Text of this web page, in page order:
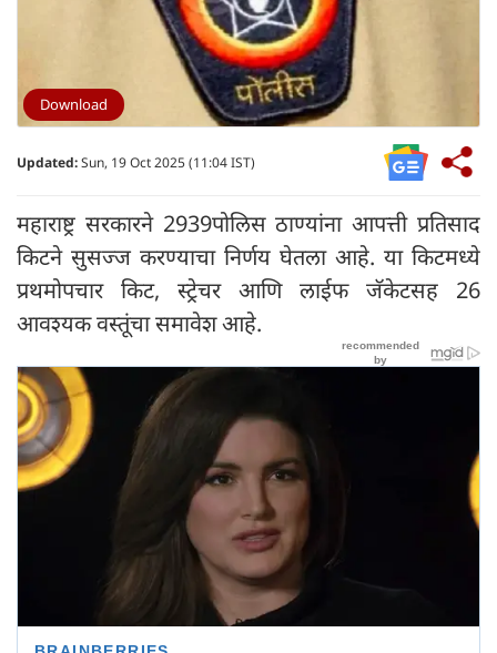
Download
Updated:Sun, 19 Oct 2025 (11:04 IST)
महाराष्ट्र सरकारने 2939पोलिस ठाण्यांना आपत्ती प्रतिसाद
किटने सुसज्ज करण्याचा निर्णय घेतला आहे. या किटमध्ये
प्रथमोपचार किट, स्ट्रेचर आणि लाईफ जॅकेटसह 26
आवश्यक वस्तूंचा समावेश आहे.